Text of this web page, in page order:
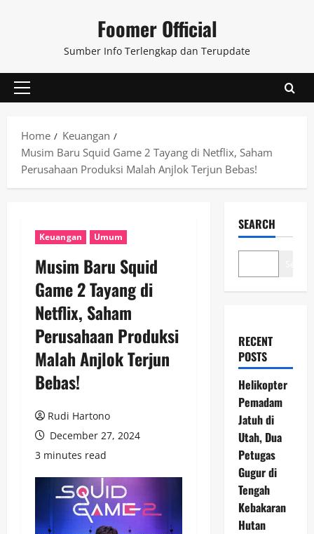
Foomer Official
Sumber Info Terlengkap dan Terupdate
Primary
Home
Keuangan
Musim Baru Squid Game 2 Tayang di Netflix, Saham
Perusahaan Produksi Malah Anjlok Terjun Bebas!
Keuangan Umum
Musim Baru Squid
Game 2 Tayang di
Netflix, Saham
Perusahaan Produksi
Malah Anjlok Terjun
Bebas!
Rudi Hartono
December 27, 2024
3 minutes read
SEARCH
RECENT
POSTS
Helikopter
Pemadam
Jatuh di
Utah, Dua
Petugas
Gugur di
Tengah
Kebakaran
Hutan